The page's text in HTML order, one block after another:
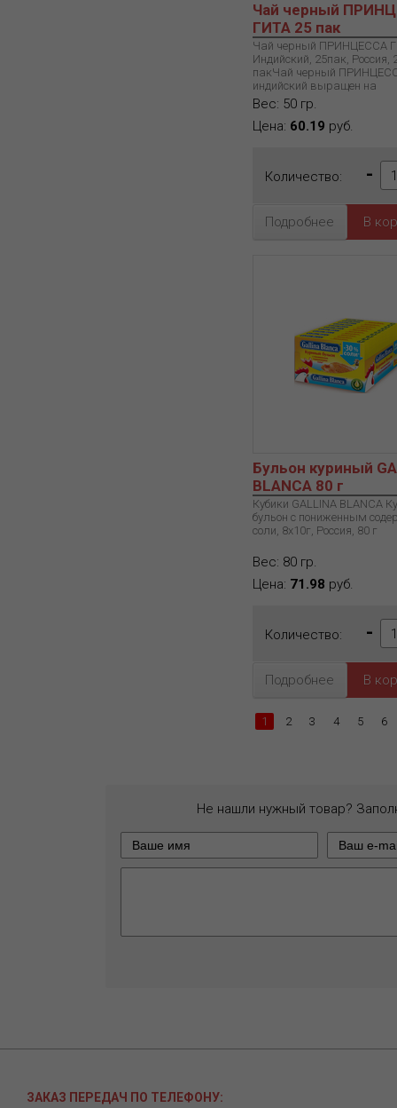
Чай черный
ГИТА 25 пак
Чай черный ПРИНЦЕССА
Индийский, 25пак, Россия,
пакЧай черный
индийский выращен на
Вес: 50 гр.
Цена: 60.19 руб.
Количество: -
Подробнее
Бульон куриный
BLANCA 80 г
Кубики GALLINA BLANCA
бульон с пониженным
соли, 8х10г, Россия, 80 г
Вес: 80 гр.
Цена: 71.98 руб.
Количество: -
Подробнее
1 2 3 4 5 6
Не нашли нужный товар?
ЗАКАЗ ПЕРЕДАЧ ПО ТЕЛЕФОНУ: